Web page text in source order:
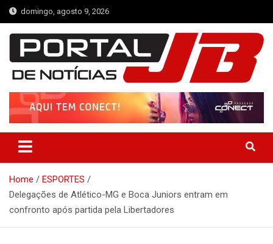
Skip
to
content
domingo, agosto 9, 2026
Portal de Notícias JB
Notícias de Simplício Mendes e Região
Home
ESPORTES
Delegações de Atlético-MG e Boca Juniors entram em
confronto após partida pela Libertadores